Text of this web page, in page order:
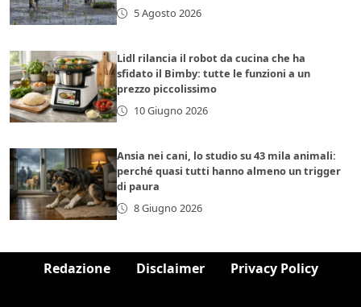
5 Agosto 2026
Lidl rilancia il robot da cucina che ha
sfidato il Bimby: tutte le funzioni a un
prezzo piccolissimo
10 Giugno 2026
Ansia nei cani, lo studio su 43 mila animali:
perché quasi tutti hanno almeno un trigger
di paura
8 Giugno 2026
Redazione Disclaimer Privacy Policy